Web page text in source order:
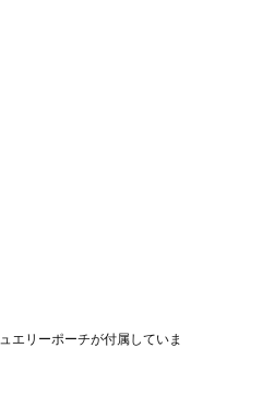
エリーポーチが付属していま